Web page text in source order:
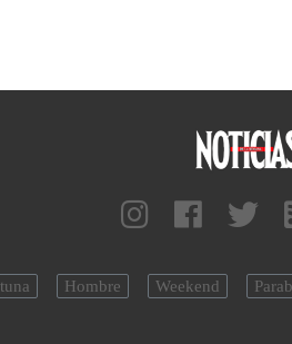
Hombre Weekend